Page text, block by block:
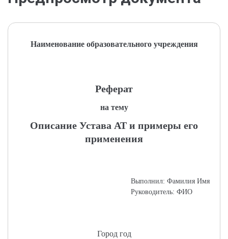
Наименование образовательного учреждения
Реферат
на тему
Описание Устава АТ и примеры его
применения
Выполнил: Фамилия Имя
Руководитель: ФИО
Город год